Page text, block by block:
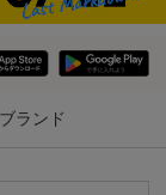
ブランド